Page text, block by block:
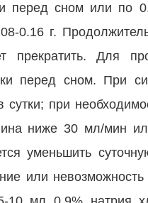
перед сном или по
0.16 г.
прекратить. Для
перед сном. При
при
ниже 30 мл/мин
уменьшить
или